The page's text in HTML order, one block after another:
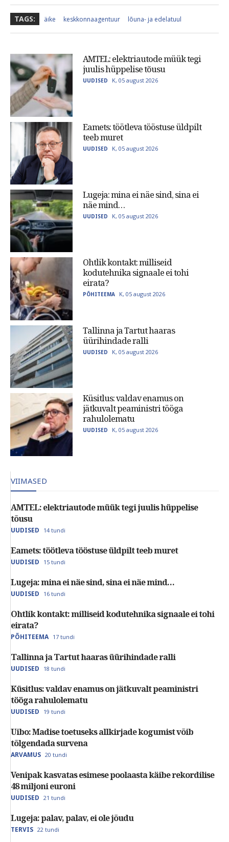
TAGS: äike keskkonnaagentuur lõuna- ja edelatuul
AMTEL: elektriautode müük tegi
juulis hüppelise tõusu
UUDISED K, 05 august 2026
Eamets: töötleva tööstuse üldpilt
teeb muret
UUDISED K, 05 august 2026
Lugeja: mina ei näe sind, sina ei
näe mind…
UUDISED K, 05 august 2026
Ohtlik kontakt: milliseid
kodutehnika signaale ei tohi
eirata?
PÕHITEEMA K, 05 august 2026
Tallinna ja Tartut haaras
üürihindade ralli
UUDISED K, 05 august 2026
Küsitlus: valdav enamus on
jätkuvalt peaministri tööga
rahulolematu
UUDISED K, 05 august 2026
VIIMASED
AMTEL: elektriautode müük tegi juulis hüppelise
tõusu
UUDISED 14 tundi
Eamets: töötleva tööstuse üldpilt teeb muret
UUDISED 15 tundi
Lugeja: mina ei näe sind, sina ei näe mind…
UUDISED 16 tundi
Ohtlik kontakt: milliseid kodutehnika signaale ei tohi
eirata?
PÕHITEEMA 17 tundi
Tallinna ja Tartut haaras üürihindade ralli
UUDISED 18 tundi
Küsitlus: valdav enamus on jätkuvalt peaministri
tööga rahulolematu
UUDISED 19 tundi
Uibo: Madise toetuseks allkirjade kogumist võib
tõlgendada survena
ARVAMUS 20 tundi
Venipak kasvatas esimese poolaasta käibe rekordilise
48 miljoni euroni
UUDISED 21 tundi
Lugeja: palav, palav, ei ole jõudu
TERVIS 22 tundi